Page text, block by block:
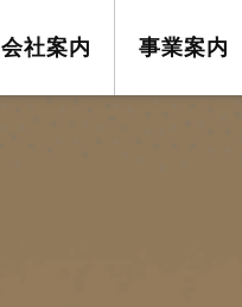
会社案内 事業案内